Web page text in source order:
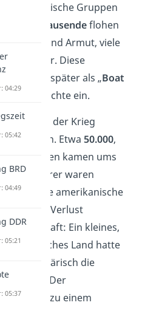
Gruppen
Hunderttausendeflohen
und Armut, viele
übers Meer. Diese
gingen später als „Boat
die Geschichte ein.
hinterließ der Krieg
Spuren. Etwa 50.000,
Soldaten kamen ums
Rückkehrer waren
. Für die amerikanische
war der Verlust
schmerzhaft: Ein kleines,
schwaches Land hatte
militärisch die
Der
wurde zu einem
04:29
05:42
BRD
04:49
DDR
05:21
05:37